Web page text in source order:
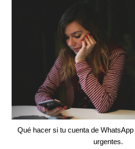
Qué hacer si tu cuenta de
urgentes.